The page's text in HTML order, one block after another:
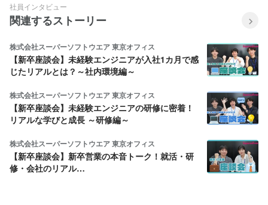
社員インタビュー
関連するストーリー
株式会社スーパーソフトウエア 東京オフィス
【新卒座談会】未経験エンジニアが入社1カ月で感
じたリアルとは？～社内環境編～
株式会社スーパーソフトウエア 東京オフィス
【新卒座談会】未経験エンジニアの研修に密着！
リアルな学びと成長 ～研修編～
株式会社スーパーソフトウエア 東京オフィス
【新卒座談会】新卒営業の本音トーク！就活・研
修・会社のリアル…